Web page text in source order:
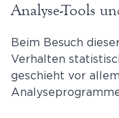
Analyse-Tools
Beim Besuch
Verhalten
geschieht vor